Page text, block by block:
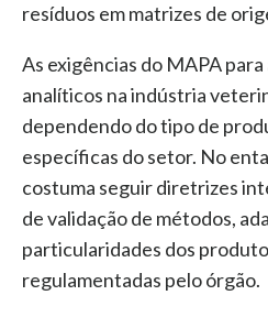
resíduos em matrizes de
As exigências do MAPA
analíticos na indústria
dependendo do tipo de
específicas do setor. No
costuma seguir diretrizes
de validação de métodos,
particularidades dos
regulamentadas pelo órgão.